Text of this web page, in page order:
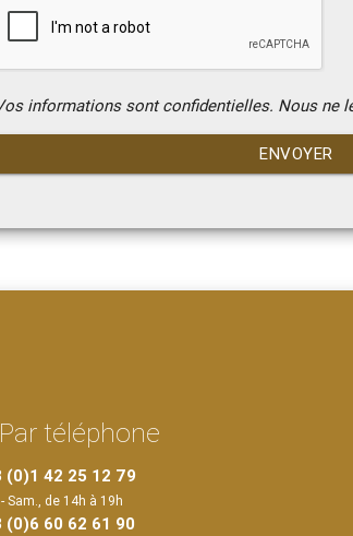
informations sont confidentielles. Nous ne
ENVOYER
Par téléphone
(0)1 42 25 12 79
Sam., de 14h à 19h
(0)6 60 62 61 90